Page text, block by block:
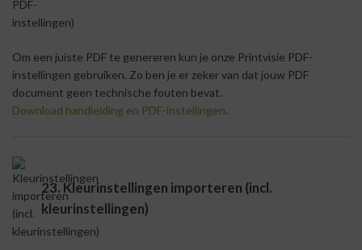
Om een juiste PDF te genereren kun je onze Printvisie PDF-
instellingen gebruiken. Zo ben je er zeker van dat jouw PDF
document geen technische fouten bevat.
Download handleiding en PDF-instellingen.
23. Kleurinstellingen importeren (incl.
kleurinstellingen)